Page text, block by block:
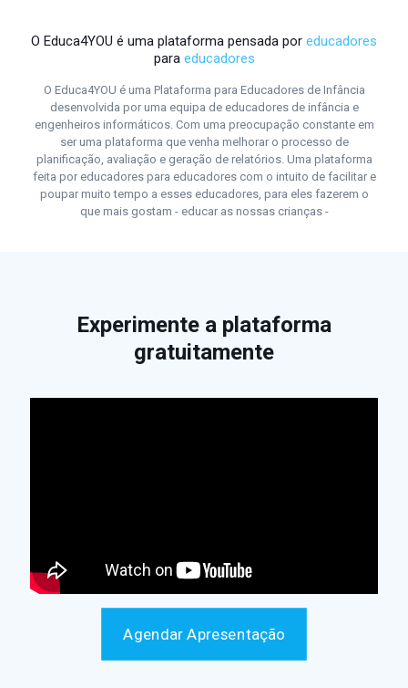
O Educa4YOU é uma plataforma pensada por educadores
para educadores
O Educa4YOU é uma Plataforma para Educadores de Infância
desenvolvida por uma equipa de educadores de infância e
engenheiros informáticos. Com uma preocupação constante em
ser uma plataforma que venha melhorar o processo de
planificação, avaliação e geração de relatórios. Uma plataforma
feita por educadores para educadores com o intuito de facilitar e
poupar muito tempo a esses educadores, para eles fazerem o
que mais gostam - educar as nossas crianças -
Experimente a plataforma
gratuitamente
Agendar Apresentação